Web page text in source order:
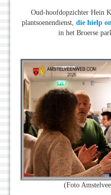
Oud-hoofdopzichter Hein
plantsoenendienst, die hielp
in het Broerse
(Foto